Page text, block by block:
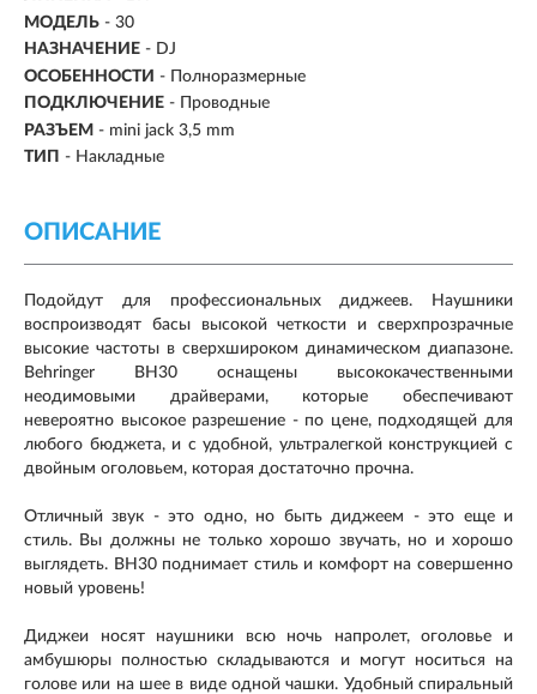
МОДЕЛЬ - 30
НАЗНАЧЕНИЕ - DJ
ОСОБЕННОСТИ - Полноразмерные
ПОДКЛЮЧЕНИЕ -
Проводные
РАЗЪЕМ - mini jack 3,5 mm
ТИП - Накладные
ОПИСАНИЕ
Подойдут для профессиональных диджеев. Наушники
воспроизводят басы высокой четкости и сверхпрозрачные
высокие частоты в сверхшироком динамическом диапазоне.
Behringer BH30 оснащены высококачественными
неодимовыми драйверами, которые обеспечивают
невероятно высокое разрешение - по цене, подходящей для
любого бюджета, и с удобной, ультралегкой конструкцией с
двойным оголовьем, которая достаточно прочна.
Отличный звук - это одно, но быть диджеем - это еще и
стиль. Вы должны не только хорошо звучать, но и хорошо
выглядеть. BH30 поднимает стиль и комфорт на совершенно
новый уровень!
Диджеи носят наушники всю ночь напролет, оголовье и
амбушюры полностью складываются и могут носиться на
голове или на шее в виде одной чашки. Удобный спиральный